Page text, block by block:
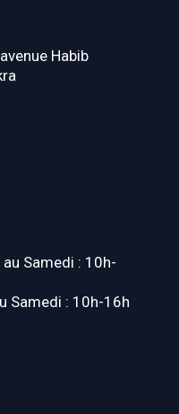
Habib
Samedi : 10h-
Samedi : 10h-16h